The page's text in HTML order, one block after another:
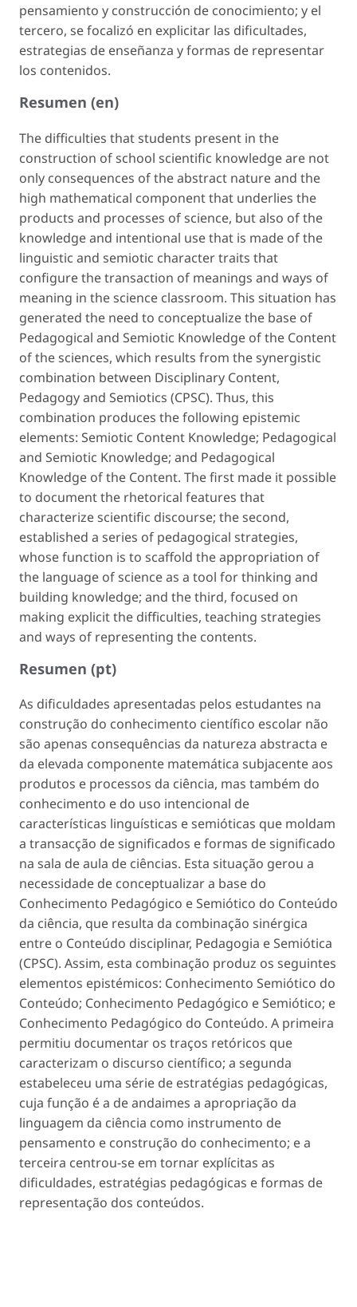
pensamiento y construcción de conocimiento; y el
tercero, se focalizó en explicitar las dificultades,
estrategias de enseñanza y formas de representar
los contenidos.
Resumen (en)
The difficulties that students present in the
construction of school scientific knowledge are not
only consequences of the abstract nature and the
high mathematical component that underlies the
products and processes of science, but also of the
knowledge and intentional use that is made of the
linguistic and semiotic character traits that
configure the transaction of meanings and ways of
meaning in the science classroom. This situation has
generated the need to conceptualize the base of
Pedagogical and Semiotic Knowledge of the Content
of the sciences, which results from the synergistic
combination between Disciplinary Content,
Pedagogy and Semiotics (CPSC). Thus, this
combination produces the following epistemic
elements: Semiotic Content Knowledge; Pedagogical
and Semiotic Knowledge; and Pedagogical
Knowledge of the Content. The first made it possible
to document the rhetorical features that
characterize scientific discourse; the second,
established a series of pedagogical strategies,
whose function is to scaffold the appropriation of
the language of science as a tool for thinking and
building knowledge; and the third, focused on
making explicit the difficulties, teaching strategies
and ways of representing the contents.
Resumen (pt)
As dificuldades apresentadas pelos estudantes na
construção do conhecimento científico escolar não
são apenas consequências da natureza abstracta e
da elevada componente matemática subjacente aos
produtos e processos da ciência, mas também do
conhecimento e do uso intencional de
características linguísticas e semióticas que moldam
a transacção de significados e formas de significado
na sala de aula de ciências. Esta situação gerou a
necessidade de conceptualizar a base do
Conhecimento Pedagógico e Semiótico do Conteúdo
da ciência, que resulta da combinação sinérgica
entre o Conteúdo disciplinar, Pedagogia e Semiótica
(CPSC). Assim, esta combinação produz os seguintes
elementos epistémicos: Conhecimento Semiótico do
Conteúdo; Conhecimento Pedagógico e Semiótico; e
Conhecimento Pedagógico do Conteúdo. A primeira
permitiu documentar os traços retóricos que
caracterizam o discurso científico; a segunda
estabeleceu uma série de estratégias pedagógicas,
cuja função é a de andaimes a apropriação da
linguagem da ciência como instrumento de
pensamento e construção do conhecimento; e a
terceira centrou-se em tornar explícitas as
dificuldades, estratégias pedagógicas e formas de
representação dos conteúdos.